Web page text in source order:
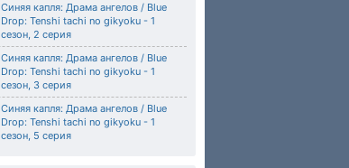
Синяя капля: Драма ангелов / Blue
Drop: Tenshi tachi no gikyoku - 1
сезон, 2 серия
Синяя капля: Драма ангелов / Blue
Drop: Tenshi tachi no gikyoku - 1
сезон, 3 серия
Синяя капля: Драма ангелов / Blue
Drop: Tenshi tachi no gikyoku - 1
сезон, 5 серия